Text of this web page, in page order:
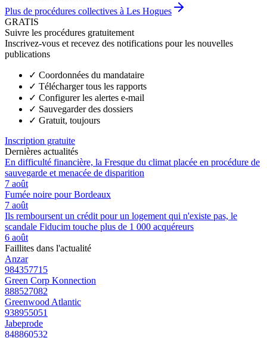
Plus de procédures collectives à Les Hogues
GRATIS
Suivre les procédures gratuitement
Inscrivez-vous et recevez des notifications pour les nouvelles
publications
✓ Coordonnées du mandataire
✓ Télécharger tous les rapports
✓ Configurer les alertes e-mail
✓ Sauvegarder des dossiers
✓ Gratuit, toujours
Inscription gratuite
Dernières actualités
En difficulté financière, la Fresque du climat placée en procédure de
sauvegarde et menacée de disparition
7 août
Fumée noire pour Bordeaux
7 août
Ils remboursent un crédit pour un logement qui n'existe pas, le
scandale Fiducim touche plus de 1 000 acquéreurs
6 août
Faillites dans l'actualité
Anzar
984357715
Green Corp Konnection
888527082
Greenwood Atlantic
938955051
Jabeprode
848860532